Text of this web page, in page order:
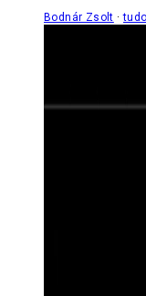
Bodnár Zsolt